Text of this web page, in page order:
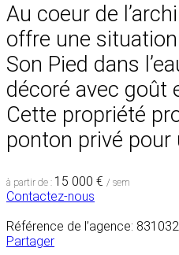
Au coeur de
offre une situation
Son Pied dans
décoré avec goût
Cette propriété
ponton privé pour
à partir de : 15 000 € / sem
Contactez-nous
Référence de l’agence:
Partager